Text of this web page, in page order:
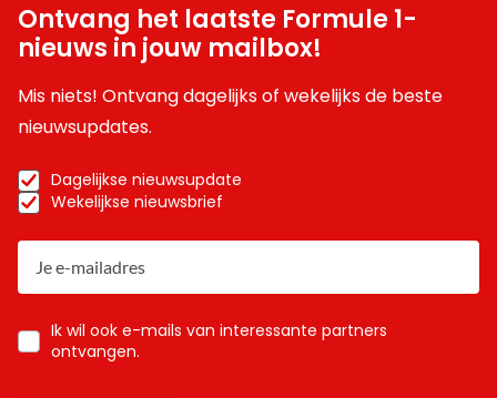
Ontvang het laatste Formule 1-
nieuws in jouw mailbox!
Mis niets! Ontvang dagelijks of wekelijks de beste
nieuwsupdates.
Dagelijkse nieuwsupdate
Wekelijkse nieuwsbrief
Ik wil ook e-mails van interessante partners
ontvangen.